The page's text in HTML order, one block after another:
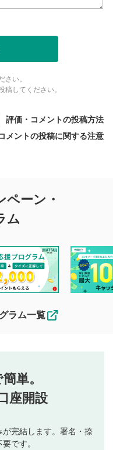
さい。
稿してください。
評価・コメントの投稿方法
お名前とコメント
メントの投稿に関する注意
注意
評価およびコメントの
事項をご理解のうえ、
さい。
考になるコメントをお
意されたものとみなし
用者と第三者間のトラ
切の責任を負いませ
査のうえ、掲載となり
る場合や掲載されない
ペーン・
ム
ラム一覧
単。
座開設
完結します。署名・捺
です。